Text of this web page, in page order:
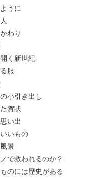
うに
わり
く新世紀
服
引き出し
賀状
い出
いもの
景
救われるのか？
には歴史がある